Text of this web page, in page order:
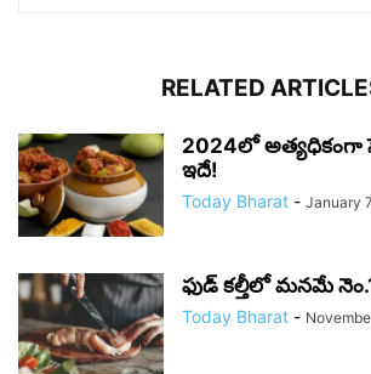
RELATED
2024లో అత్యధికంగా
ఇదే!
Today Bharat - January
ఫుడ్ కల్తీలో మనమే
Today Bharat -